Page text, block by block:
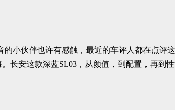
小伙伴也许有感触，最近的车评人都在点评这
长安这款深蓝SL03，从颜值，到配置，再到性